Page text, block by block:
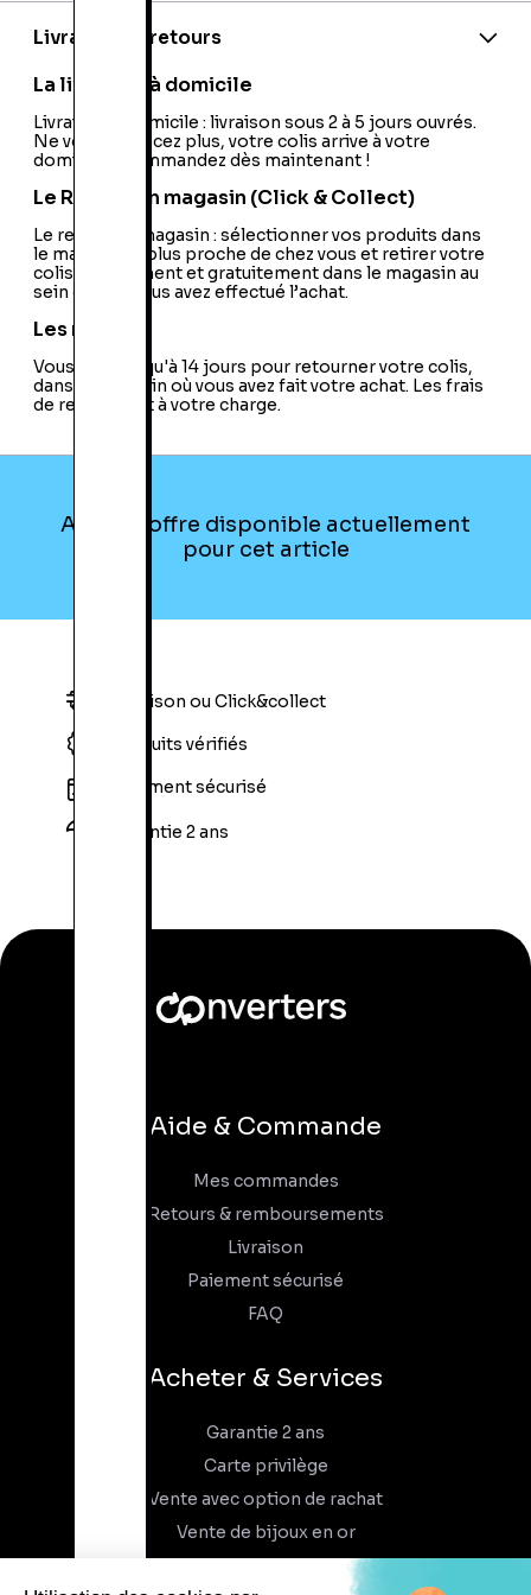
Model:
Professional P2212H
Webcam Intégrée:Non
Micro Intégré:Non
USB:
USB 2.0
Type d'Ecran:Standard
Norme MPR:Non
TCO 5.2
Ecran Tactile:Non
HDMI:
DVI:
Support Réglable: Oui
Compatible NFC:
3D:Non
Port VGA:
Oui
DisplayPort:Non
MHL:
Hauteur Ajustable:Oui
Livraison et retours
La livraison à domicile
Livraison à domicile : livraison sous 2 à 5 jours ouvrés.
Ne vous déplacez plus, votre colis arrive à votre
domicile ! Commandez dès maintenant !
Le Retrait en magasin (Click & Collect)
Le retrait en magasin : sélectionner vos produits dans
le magasin le plus proche de chez vous et retirer votre
colis directement et gratuitement dans le magasin au
sein duquel vous avez effectué l’achat.
Les retours
Vous avez jusqu'à 14 jours pour retourner votre colis,
dans le magasin où vous avez fait votre achat. Les frais
de retour sont à votre charge.
Aucune offre disponible actuellement
pour cet article
Livraison ou Click&collect
Produits vérifiés
Paiement sécurisé
Garantie 2 ans
Aide & Commande
Mes commandes
Retours & remboursements
Livraison
Paiement sécurisé
FAQ
Acheter & Services
Garantie 2 ans
Carte privilège
Vente avec option de rachat
Vente de bijoux en or